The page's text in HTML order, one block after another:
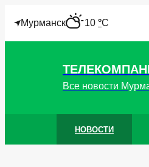
Мурманск"10 °C
Все новости
НОВОСТИ